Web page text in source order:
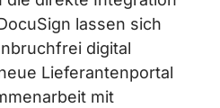
lassen sich
digital
Lieferantenportal
mit